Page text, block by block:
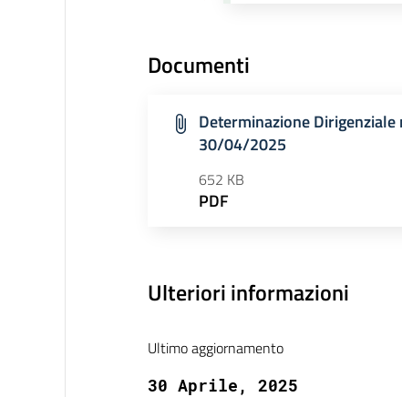
Documenti
Determinazione Dirigenziale
30/04/2025
652 KB
PDF
Ulteriori informazioni
Ultimo aggiornamento
30 Aprile, 2025